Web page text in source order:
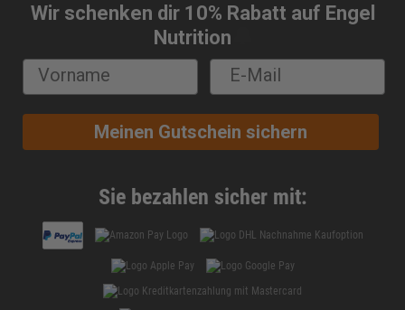
Wir schenken dir 10% Rabatt auf Engel
Nutrition
Meinen Gutschein sichern
Sie bezahlen sicher mit: